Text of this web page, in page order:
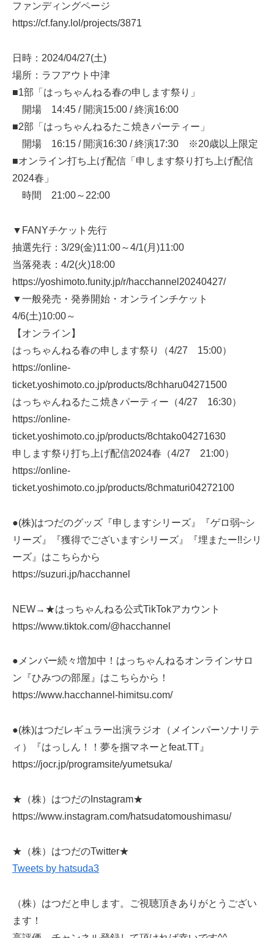
ファンディングページ
https://cf.fany.lol/projects/3871
日時：2024/04/27(土)
場所：ラフアウト中津
■1部「はっちゃんねる春の申します祭り」
開場 14:45 / 開演15:00 / 終演16:00
■2部「はっちゃんねるたこ焼きパーティー」
開場 16:15 / 開演16:30 / 終演17:30 ※20歳以上限定
■オンライン打ち上げ配信「申します祭り打ち上げ配信
2024春」
時間 21:00～22:00
▼FANYチケット先行
抽選先行：3/29(金)11:00～4/1(月)11:00
当落発表：4/2(火)18:00
https://yoshimoto.funity.jp/r/hacchannel20240427/
▼一般発売・発券開始・オンラインチケット
4/6(土)10:00～
【オンライン】
はっちゃんねる春の申します祭り（4/27 15:00）
https://online-
ticket.yoshimoto.co.jp/products/8chharu04271500
はっちゃんねるたこ焼きパーティー（4/27 16:30）
https://online-
ticket.yoshimoto.co.jp/products/8chtako04271630
申します祭り打ち上げ配信2024春（4/27 21:00）
https://online-
ticket.yoshimoto.co.jp/products/8chmaturi04272100
●(株)はつだのグッズ『申しますシリーズ』『ゲロ弱~シ
リーズ』『獲得でございますシリーズ』『埋またー!!シリ
ーズ』はこちらから
https://suzuri.jp/hacchannel
NEW→★はっちゃんねる公式TikTokアカウント
https://www.tiktok.com/@hacchannel
●メンバー続々増加中！はっちゃんねるオンラインサロ
ン『ひみつの部屋』はこちらから！
https://www.hacchannel-himitsu.com/
●(株)はつだレギュラー出演ラジオ（メインパーソナリテ
ィ）『はっしん！！夢を掴マネーとfeat.TT』
https://jocr.jp/programsite/yumetsuka/
★（株）はつだのInstagram★
https://www.instagram.com/hatsudatomoushimasu/
★（株）はつだのTwitter★
Tweets by hatsuda3
（株）はつだと申します。ご視聴頂きありがとうござい
ます！